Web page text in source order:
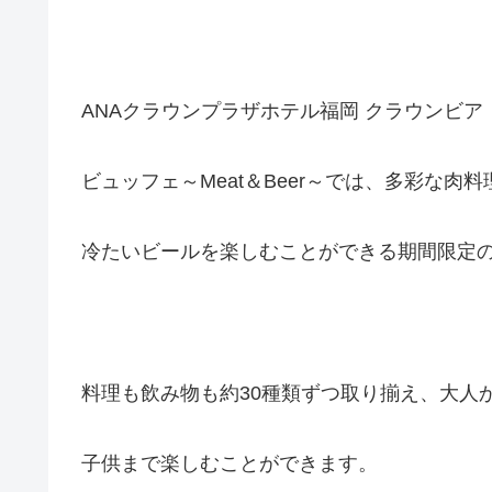
ANAクラウンプラザホテル福岡 クラウンビア
ビュッフェ～Meat＆Beer～では、多彩な肉料
冷たいビールを楽しむことができる期間限定
料理も飲み物も約30種類ずつ取り揃え、大人
子供まで楽しむことができます。